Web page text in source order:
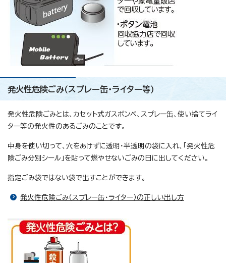
発火性危険ごみ（スプレー缶・ライター等）
発火性危険ごみとは、カセット式ガスボンベ、スプレー缶、使い捨てライ
ター等の発火性のあるごみのことです。
中身を使い切って、穴をあけずに透明・半透明の袋に入れ、「発火性危
険ごみ分別シール」を貼って燃やせないごみの日に出してください。
指定ごみ袋ではない袋で出すことができます。
発火性危険ごみ（スプレー缶・ライター）の正しい出し方